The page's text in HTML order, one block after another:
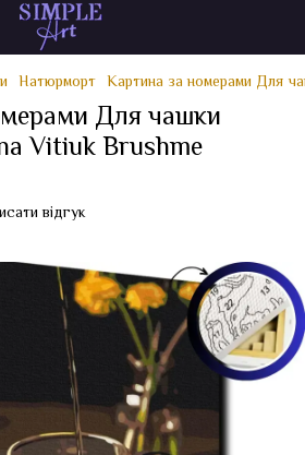
Натюрморт Картина за номерами Для
Для чашки
Vitiuk Brushme
відгук